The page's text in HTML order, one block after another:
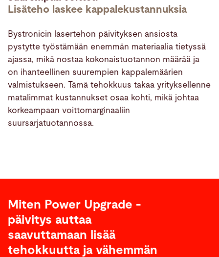
Lisäteho laskee kappalekustannuksia
Bystronicin lasertehon päivityksen ansiosta
pystytte työstämään enemmän materiaalia tietyssä
ajassa, mikä nostaa kokonaistuotannon määrää ja
on ihanteellinen suurempien kappalemäärien
valmistukseen. Tämä tehokkuus takaa yrityksellenne
matalimmat kustannukset osaa kohti, mikä johtaa
korkeampaan voittomarginaaliin
suursarjatuotannossa.
Miten Power Upgrade -
päivitys auttaa
saavuttamaan lisää
tehokkuutta ja vähemmän